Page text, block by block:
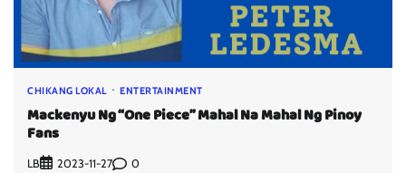
CHIKANG LOKAL ENTERTAINMENT
Mackenyu Ng “One Piece” Mahal Na Mahal Ng Pinoy
Fans
LB 2023-11-27 0